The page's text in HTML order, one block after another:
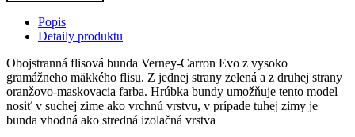
Popis
Detaily produktu
Obojstranná flisová bunda Verney-Carron Evo z vysoko
gramážneho mäkkého flisu. Z jednej strany zelená a z druhej strany
oranžovo-maskovacia farba. Hrúbka bundy umožňuje tento model
nosiť v suchej zime ako vrchnú vrstvu, v prípade tuhej zimy je
bunda vhodná ako stredná izolačná vrstva